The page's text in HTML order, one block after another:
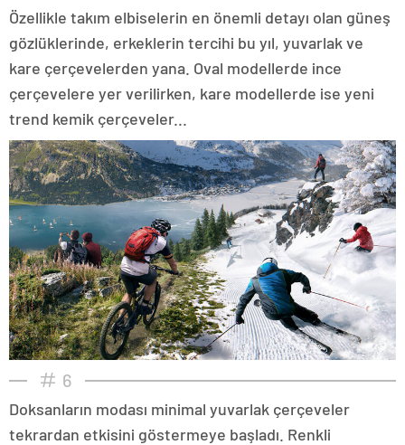
Özellikle takım elbiselerin en önemli detayı olan güneş
gözlüklerinde, erkeklerin tercihi bu yıl, yuvarlak ve
kare çerçevelerden yana. Oval modellerde ince
çerçevelere yer verilirken, kare modellerde ise yeni
trend kemik çerçeveler...
6
Doksanların modası minimal yuvarlak çerçeveler
tekrardan etkisini göstermeye başladı. Renkli